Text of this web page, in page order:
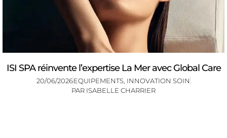
ISI SPA réinvente l’expertise La Mer avec Global Care
20/06/2026EQUIPEMENTS, INNOVATION SOIN
PAR ISABELLE CHARRIER